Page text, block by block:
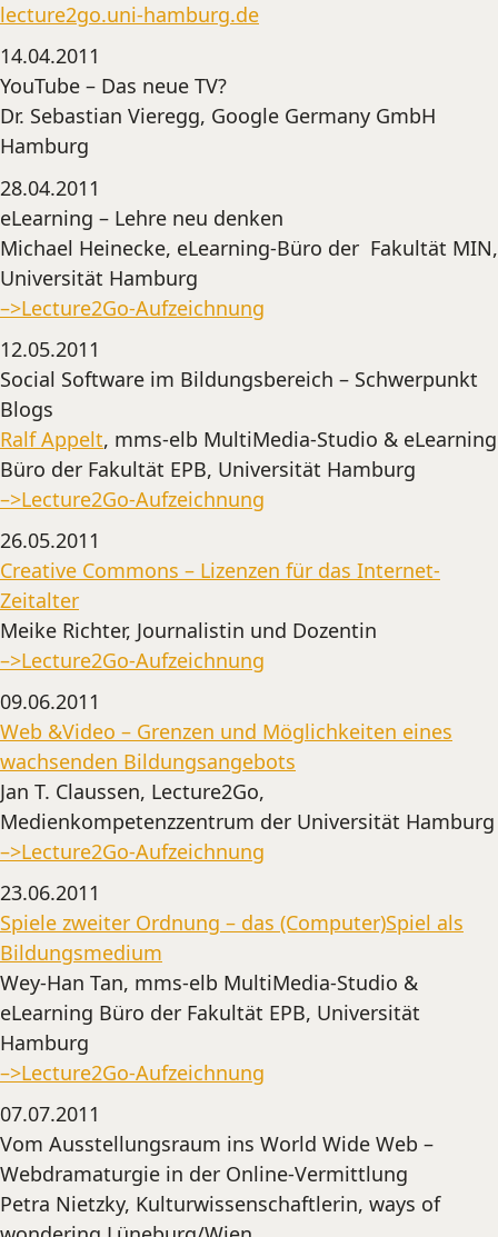
lecture2go.uni-hamburg.de
14.04.2011
YouTube – Das neue TV?
Dr. Sebastian Vieregg, Google Germany GmbH
Hamburg
28.04.2011
eLearning – Lehre neu denken
Michael Heinecke, eLearning-Büro der Fakultät MIN,
Universität Hamburg
–>Lecture2Go-Aufzeichnung
12.05.2011
Social Software im Bildungsbereich – Schwerpunkt
Blogs
Ralf Appelt, mms-elb MultiMedia-Studio & eLearning
Büro der Fakultät EPB, Universität Hamburg
–>Lecture2Go-Aufzeichnung
26.05.2011
Creative Commons – Lizenzen für das Internet-
Zeitalter
Meike Richter, Journalistin und Dozentin
–>Lecture2Go-Aufzeichnung
09.06.2011
Web &Video – Grenzen und Möglichkeiten eines
wachsenden Bildungsangebots
Jan T. Claussen, Lecture2Go,
Medienkompetenzzentrum der Universität Hamburg
–>Lecture2Go-Aufzeichnung
23.06.2011
Spiele zweiter Ordnung – das (Computer)Spiel als
Bildungsmedium
Wey-Han Tan, mms-elb MultiMedia-Studio &
eLearning Büro der Fakultät EPB, Universität
Hamburg
–>Lecture2Go-Aufzeichnung
07.07.2011
Vom Ausstellungsraum ins World Wide Web –
Webdramaturgie in der Online-Vermittlung
Petra Nietzky, Kulturwissenschaftlerin, ways of